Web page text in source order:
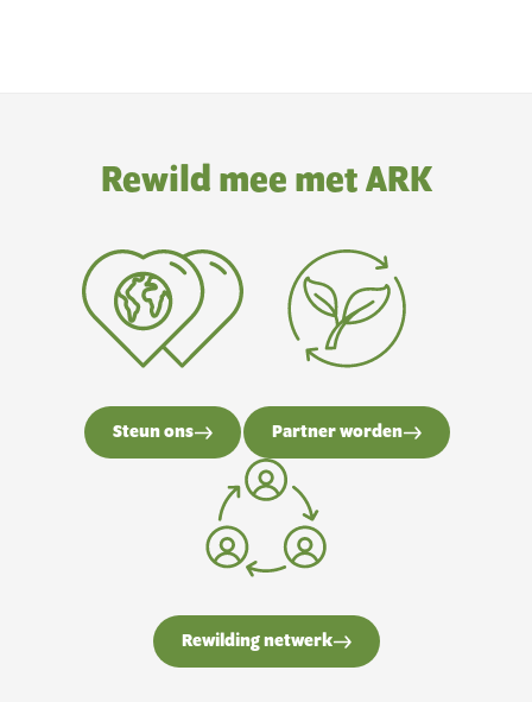
Rewild mee met ARK
Steun ons Partner worden
Rewilding netwerk